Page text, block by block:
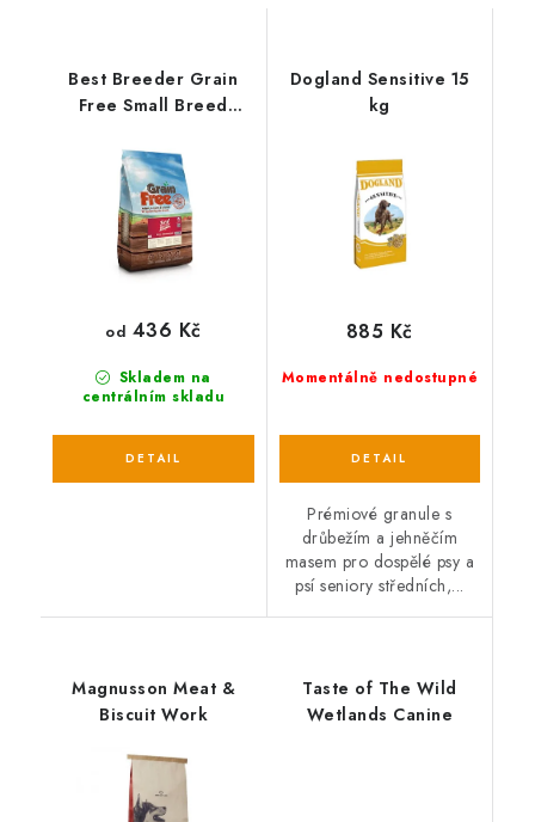
Best Breeder Grain
Free Small Breed
& Herb
Skladem na
centrálním skladu
od 436 Kč
Dogland Sensitive 15
kg
Momentálně nedostupné
885 Kč
Prémiové granule s
drůbežím a jehněčím
masem pro dospělé psy a
psí seniory středních,...
Magnusson Meat &
Biscuit Work
Taste of The Wild
Wetlands Canine